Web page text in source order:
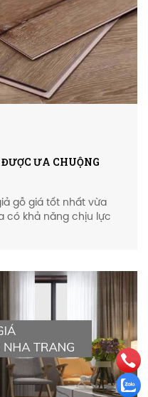
ƯA CHUỘNG
gỗ giá tốt nhất vừa
có khả năng chịu lực